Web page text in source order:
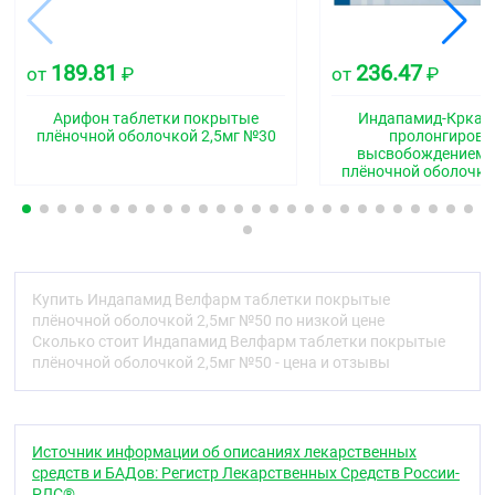
C03BA11
Фармакологические свойства
Фармакодинамика
Механизм действия
сульфонамида с индольным кольцом и по
тиазидным диуретикам, которые ингибируют
реабсорбцию ионов натрия в кортикальном
При этом увеличивается выделение почками ионов
натрия, хлора и в меньшей степени ионов калия и
магния, что сопровождается увеличением диуреза
и гипотензивным эффектом.
использовании индапамида в режиме
монотерапии в дозах, не оказывающих
от 189.81 ₽
Арифон таблетки покрытые
плёночной оболочкой 2,5мг №30
от 236.47₽
Индапамид-Крка
высвобождением
плёночной
Купить Индапамид Велфарм таблетки покрытые
плёночной оболочкой 2,5мг №50 по низкой цене
Сколько стоит Индапамид Велфарм таблетки покрытые
плёночной оболочкой 2,5мг №50 - цена и отзывы
Источник информации об описаниях лекарственных
средств и БАДов: Регистр Лекарственных Средств России-